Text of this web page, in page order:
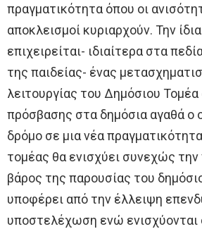
πραγματικότητα όπου οι
αποκλεισμοί κυριαρχούν. Την
επιχειρείται- ιδιαίτερα στα
της παιδείας- ένας
λειτουργίας του Δημόσιου Τομέα
πρόσβασης στα δημόσια αγαθά ο
δρόμο σε μια νέα
τομέας θα ενισχύει συνεχώς
βάρος της παρουσίας του
υποφέρει από την έλλειψη
υποστελέχωση ενώ ενισχύονται